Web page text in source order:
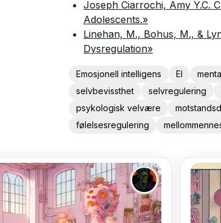
Joseph Ciarrochi, Amy Y.C.
Adolescents.»
Linehan, M., Bohus, M., &
Dysregulation»
Emosjonell intelligens EI
selvbevissthet
selvregulering
psykologisk velvære
følelsesregulering